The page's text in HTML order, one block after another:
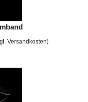
Versandkosten)